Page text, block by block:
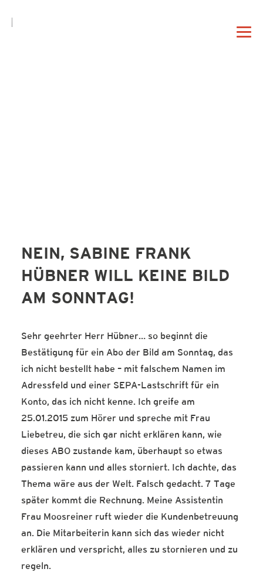
BERATUNG
SERVICE-BLOG
BÜCHER
NEIN, SABINE FRANK
HÜBNER WILL KEINE BILD
AM SONNTAG!
Sehr geehrter Herr Hübner… so beginnt die
Bestätigung für ein Abo der Bild am Sonntag, das
ich nicht bestellt habe – mit falschem Namen im
Adressfeld und einer SEPA-Lastschrift für ein
Konto, das ich nicht kenne. Ich greife am
25.01.2015 zum Hörer und spreche mit Frau
Liebetreu, die sich gar nicht erklären kann, wie
dieses ABO zustande kam, überhaupt so etwas
passieren kann und alles storniert. Ich dachte, das
Thema wäre aus der Welt. Falsch gedacht. 7 Tage
später kommt die Rechnung. Meine Assistentin
Frau Moosreiner ruft wieder die Kundenbetreuung
an. Die Mitarbeiterin kann sich das wieder nicht
erklären und verspricht, alles zu stornieren und zu
regeln.